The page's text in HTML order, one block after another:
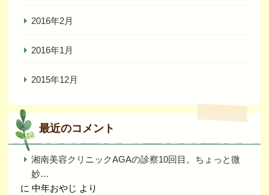
2016年2月
2016年1月
2015年12月
最近のコメント
湘南美容クリニックAGAの診察10回目。ちょっと微
妙…
に 中年おやじ より